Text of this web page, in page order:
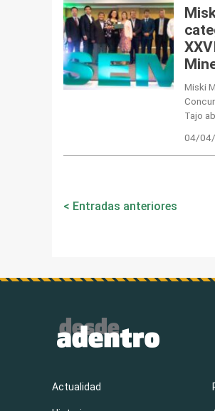
Miski
Tajo
04/
Navegación
Entradas anteriores
Actualidad